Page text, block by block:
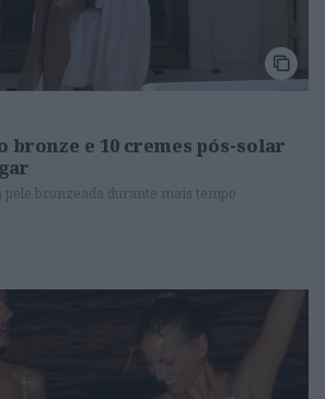
bronze e 10 cremes pós-solar
pele bronzeada durante mais tempo